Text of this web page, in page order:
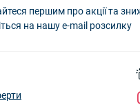
першим про акції та
на нашу e-mail розсилку